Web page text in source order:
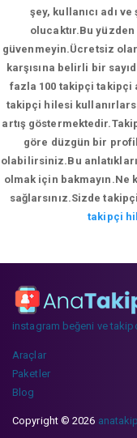
şey, kullanıcı adı
olucaktır.Bu
güvenmeyin.Ücretsiz
karşısına belirli bir
fazla 100 takipçi takipçi
takipçi hilesi
artış
göre düzgün bir
olabilirsiniz.Bu
olmak için
sağlarsınız.Sizde
takipçi
instagram beğeni ve
Araçlar
Paketler
Blog
Copyright © 2026